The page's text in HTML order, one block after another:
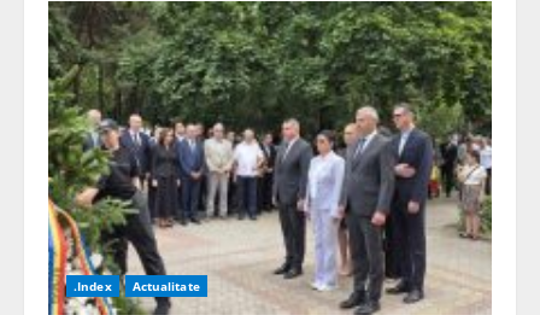
.Index Actualitate